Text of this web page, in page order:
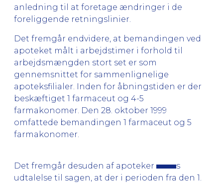
anledning til at foretage ændringer i de
foreliggende retningslinier.
Det fremgår endvidere, at bemandingen ved
apoteket målt i arbejdstimer i forhold til
arbejdsmængden stort set er som
gennemsnittet for sammenlignelige
apoteksfilialer. Inden for åbningstiden er der
beskæftiget 1 farmaceut og 4-5
farmakonomer. Den 28. oktober 1999
omfattede bemandingen 1 farmaceut og 5
farmakonomer.
Det fremgår desuden af apoteker
s
udtalelse til sagen, at der i perioden fra den 1.